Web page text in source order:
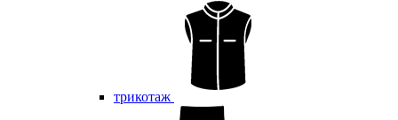
трикотаж